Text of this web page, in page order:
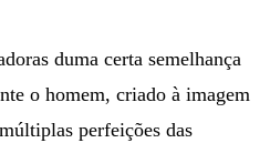
duma certa semelhança
o homem, criado à imagem
perfeições das